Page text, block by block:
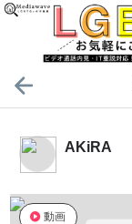
AKiRA
動画